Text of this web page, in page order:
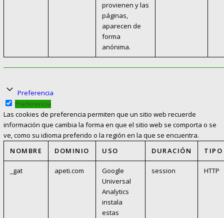
provienen y las
páginas,
aparecen de
forma
anónima.
Preferencia
Preferencia
Las cookies de preferencia permiten que un sitio web recuerde
información que cambia la forma en que el sitio web se comporta o se
ve, como su idioma preferido o la región en la que se encuentra.
NOMBRE
DOMINIO USO DURACIÓN TIPO
_gat apeti.com
Google
Universal
Analytics
instala
estas
session HTTP